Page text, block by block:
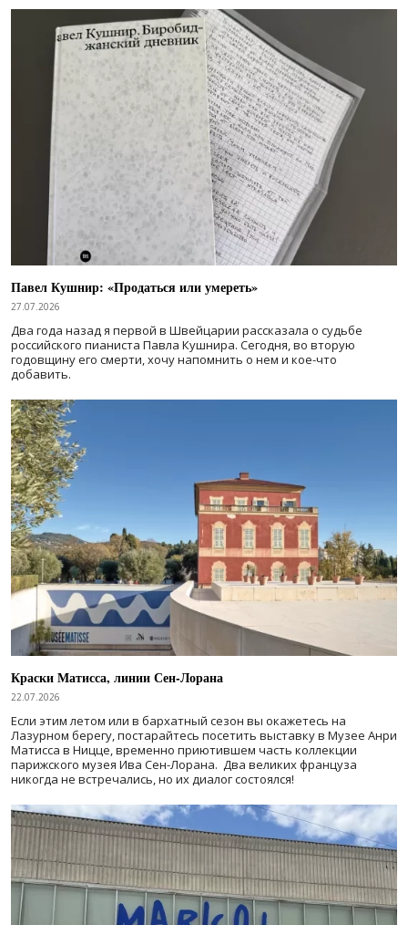
Павел Кушнир: «Продаться или умереть»
27.07.2026
Два года назад я первой в Швейцарии рассказала о судьбе
российского пианиста Павла Кушнира. Сегодня, во вторую
годовщину его смерти, хочу напомнить о нем и кое-что
добавить.
Краски Матисса, линии Сен-Лорана
22.07.2026
Если этим летом или в бархатный сезон вы окажетесь на
Лазурном берегу, постарайтесь посетить выставку в Музее Анри
Матисса в Ницце, временно приютившем часть коллекции
парижского музея Ива Сен-Лорана. Два великих француза
никогда не встречались, но их диалог состоялся!